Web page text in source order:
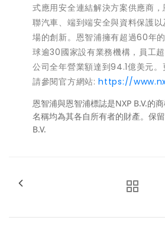
式應用安全連結解決方案供應商
聯汽車、端到端安全與資料保護
場的創新。恩智浦擁有超過60年
球逾30國家設有業務機構，員工
公司全年營業額達到94.1億美元。
請參閱官方網站:https://
恩智浦與恩智浦標誌是NXP B.V.的
名稱均為其各自所有者的財產。保
B.V.